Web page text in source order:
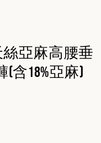
絲亞麻高腰垂
含18%亞麻)